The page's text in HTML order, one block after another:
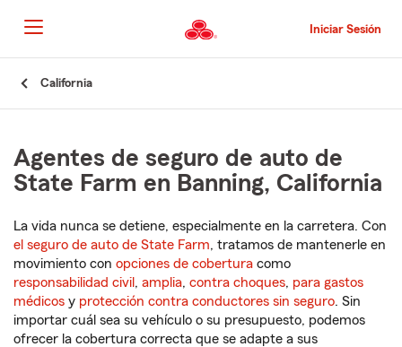
al
contenido
principal
Iniciar Sesión
California
Agentes de seguro de auto de
State Farm en Banning, California
La vida nunca se detiene, especialmente en la carretera. Con
el seguro de auto de State Farm, tratamos de mantenerle en
movimiento con opciones de cobertura como
responsabilidad civil , amplia, contra choques, para gastos
médicos y protección contra conductores sin seguro. Sin
importar cuál sea su vehículo o su presupuesto, podemos
ofrecer la cobertura correcta que se adapte a sus